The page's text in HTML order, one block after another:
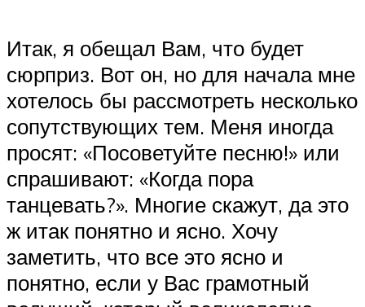
Итак, я обещал Вам, что будет
сюрприз. Вот он, но для начала мне
хотелось бы рассмотреть несколько
сопутствующих тем. Меня иногда
просят: «Посоветуйте песню!» или
спрашивают: «Когда пора
танцевать?». Многие скажут, да это
ж итак понятно и ясно. Хочу
заметить, что все это ясно и
понятно, если у Вас грамотный